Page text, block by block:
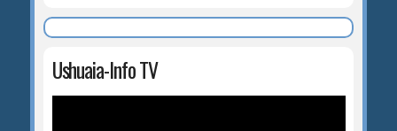
Ushuaia-Info TV